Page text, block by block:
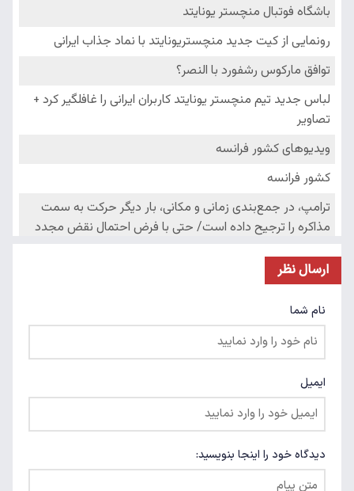
ارسال نظر
نام شما
ایمیل
دیدگاه خود را اینجا بنویسید: